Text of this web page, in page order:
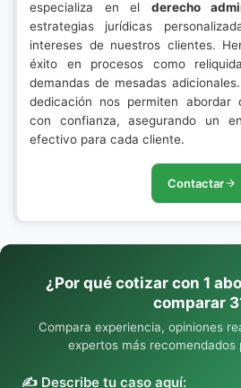
especializa en el derecho
estrategias jurídicas
intereses de nuestros clientes.
éxito en procesos como
demandas de mesadas
dedicación nos permiten abordar
con confianza, asegurando un
efectivo para cada cliente.
Contactar
¿Por qué cotizar con 1
comparar
Compara experiencia, opiniones
expertos más recomendados
✍️ Describe tu caso aquí: